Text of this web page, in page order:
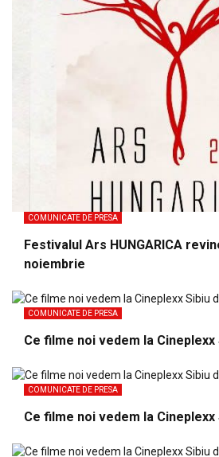
COMUNICATE DE PRESA
Festivalul Ars HUNGARICA
noiembrie
COMUNICATE DE PRESA
Ce filme noi vedem la Cineplexx
COMUNICATE DE PRESA
Ce filme noi vedem la Cineplexx